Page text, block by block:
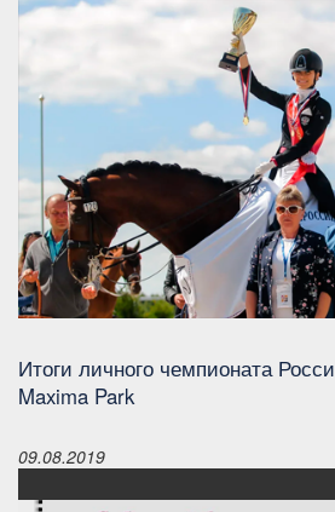
Итоги личного чемпионата
Maxima Park
09.08.2019